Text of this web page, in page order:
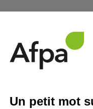
formation
dans la mise en
Un petit mot